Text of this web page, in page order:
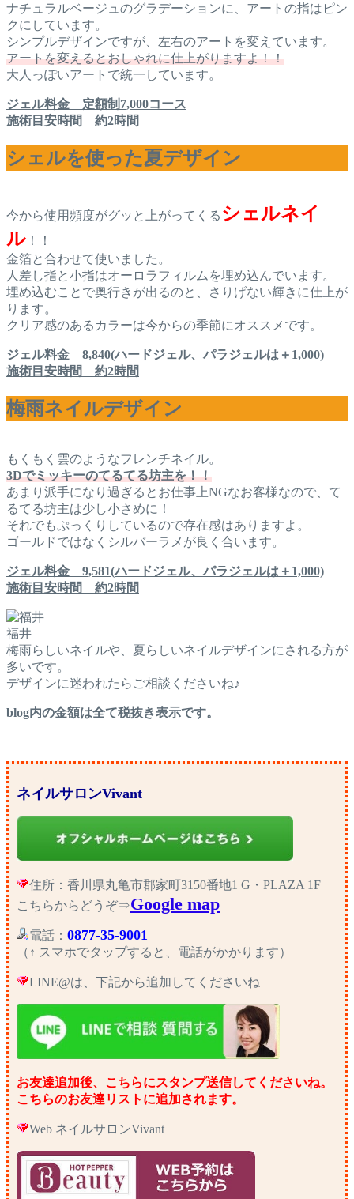
ナチュラルベージュのグラデーションに、アートの指はピン
クにしています。
シンプルデザインですが、左右のアートを変えています。
アートを変えるとおしゃれに仕上がりますよ！！
大人っぽいアートで統一しています。
ジェル料金 定額制7,000コース
施術目安時間 約2時間
シェルを使った夏デザイン
今から使用頻度がグッと上がってくる シェルネイ
ル ！！
金箔と合わせて使いました。
人差し指と小指はオーロラフィルムを埋め込んでいます。
埋め込むことで奥行きが出るのと、さりげない輝きに仕上が
ります。
クリア感のあるカラーは今からの季節にオススメです。
ジェル料金 8,840(ハードジェル、パラジェルは＋1,000)
施術目安時間 約2時間
梅雨ネイルデザイン
もくもく雲のようなフレンチネイル。
3Dでミッキーのてるてる坊主を！！
あまり派手になり過ぎるとお仕事上NGなお客様なので、て
るてる坊主は少し小さめに！
それでもぷっくりしているので存在感はありますよ。
ゴールドではなくシルバーラメが良く合います。
ジェル料金 9,581(ハードジェル、パラジェルは＋1,000)
施術目安時間 約2時間
福井
梅雨らしいネイルや、夏らしいネイルデザインにされる方が
多いです。
デザインに迷われたらご相談くださいね♪
blog内の金額は全て税抜き表示です。
ネイルサロンVivant
住所：香川県丸亀市郡家町3150番地1 G・PLAZA 1F
こちらからどうぞ⇒Google map
電話： 0877-35-9001
（↑ スマホでタップすると、電話がかかります）
LINE@は、下記から追加してくださいね
お友達追加後、こちらにスタンプ送信してくださいね。
こちらのお友達リストに追加されます。
Web ネイルサロンVivant